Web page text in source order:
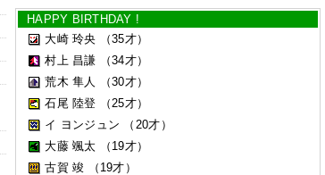
HAPPY BIRTHDAY !
大崎 玲央
（35才）
村上 昌謙
（34才）
荒木 隼人
（30才）
石尾 陸登
（25才）
イ ヨンジュン
（20才）
大藤 颯太
（19才）
古賀 竣
（19才）